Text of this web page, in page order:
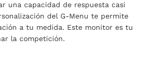
una capacidad de respuesta casi
del G-Menu te permite
a tu medida. Este monitor es tu
la competición.